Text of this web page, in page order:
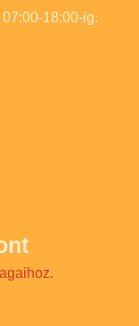
18:00-ig.